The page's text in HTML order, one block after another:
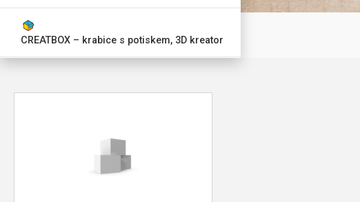
CREATBOX – krabice s potiskem, 3D kreator